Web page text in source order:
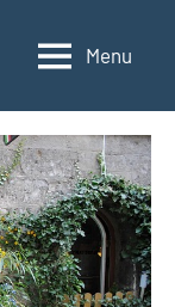
Menu